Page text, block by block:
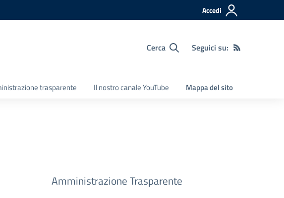
Accedi
Cerca Seguici su:
trasparente Il nostro canale YouTube Mappa del sito
Amministrazione Trasparente